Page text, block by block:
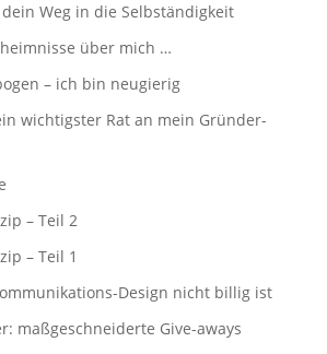
Weg in die Selbständigkeit
über mich …
– ich bin neugierig
wichtigster Rat an mein Gründer-
– Teil 2
– Teil 1
Design nicht billig ist
maßgeschneiderte Give-aways